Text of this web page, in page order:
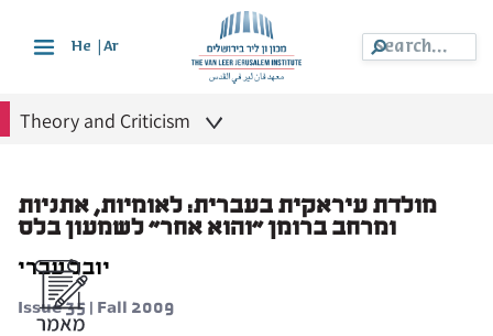
He Ar
Theory and Criticism
מולדת עיראקית בעברית: לאומיות, אתניות
ומרחב ברומן "והוא אחר" לשמעון בלס
יובל עברי
Issue 35 | Fall 2009